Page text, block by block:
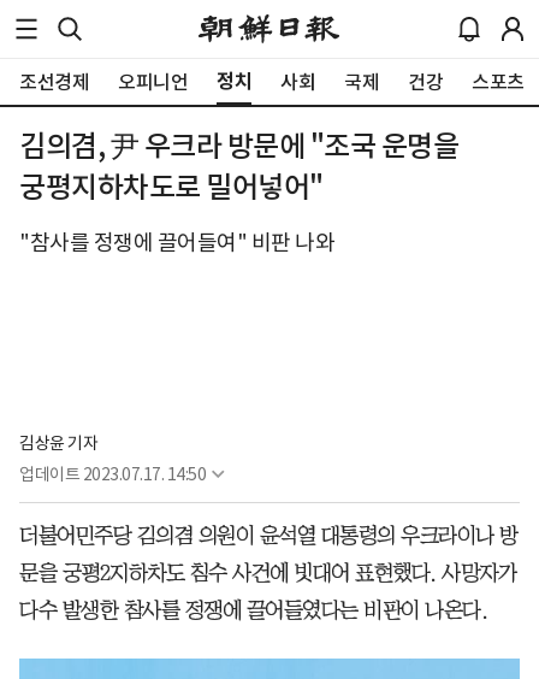
조선경제 오피니언 정치 사회 국제 건강 스포츠
김의겸, 尹 우크라 방문에 "조국 운명을
궁평지하차도로 밀어넣어"
"참사를 정쟁에 끌어들여" 비판 나와
김상윤 기자
업데이트 2023.07.17. 14:50
더불어민주당 김의겸 의원이 윤석열 대통령의 우크라이나 방
문을 궁평2지하차도 침수 사건에 빗대어 표현했다. 사망자가
다수 발생한 참사를 정쟁에 끌어들였다는 비판이 나온다.